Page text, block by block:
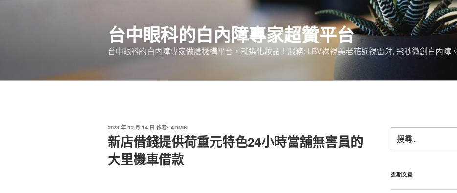
台中眼科的白內障專家超贊平台
台中眼科的白內障專家做臉機構平台，就選化妝品！服務: LBV裸視美老花近視雷射, 飛秒微創白內障。
發
佈
於
2023 年 12 月 14 日 作者: ADMIN
新店借錢提供荷重元特色24小時當舖無害員的
大里機車借款
尋
關
字:
近期文章